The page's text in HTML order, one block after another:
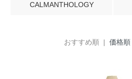
CALMANTHOLOGY
おすすめ順 | 価格順